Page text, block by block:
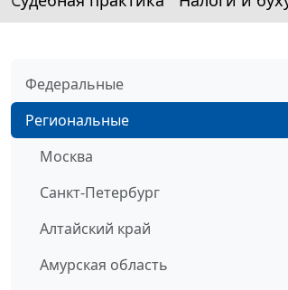
Федеральные
Региональные
Москва
Санкт-Петербург
Алтайский край
Амурская область